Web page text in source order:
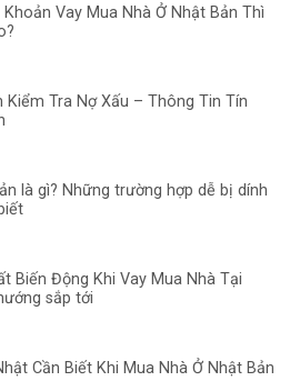
Vay Mua Nhà Ở Nhật Bản Thì
Kiểm Tra Nợ Xấu – Thông Tin Tín
là gì? Những trường hợp dễ bị dính
Biến Động Khi Vay Mua Nhà Tại
sắp tới
Cần Biết Khi Mua Nhà Ở Nhật Bản